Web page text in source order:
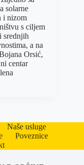
solarne
i nizom
s ciljem
srednjih
a na
Orsić,
centar
Naše usluge
Poveznice